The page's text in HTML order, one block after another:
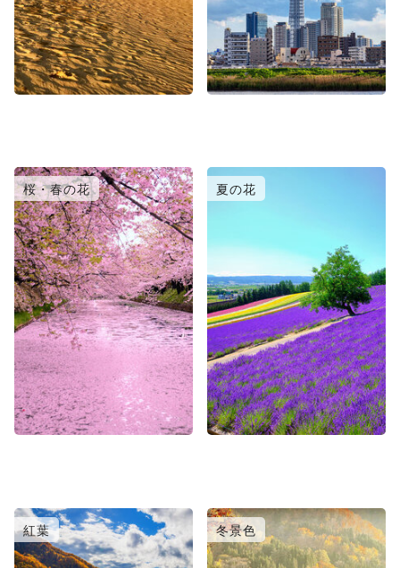
桜・春の花 夏の花
紅葉 冬景色